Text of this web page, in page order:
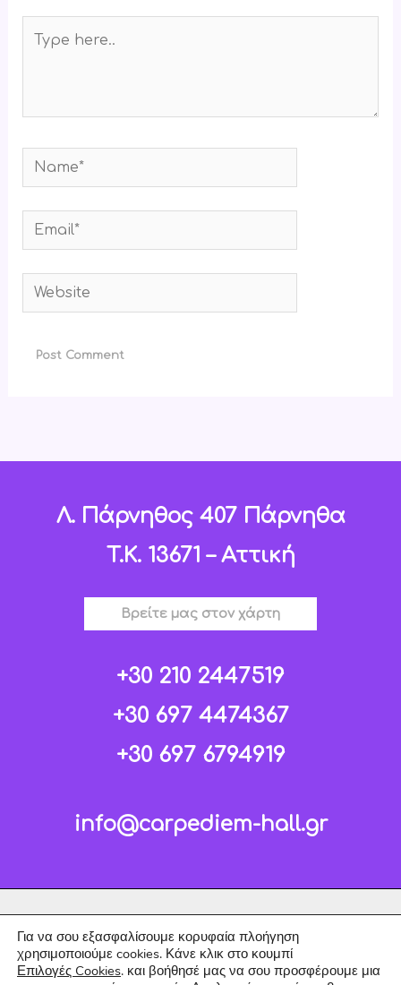
here..
Name*
Email*
Website
Λ. Πάρνηθος 407 Πάρνηθα
T.K. 13671 – Αττική
Βρείτε μας στον χάρτη
+30 210 2447519
+30 697 4474367
+30 697 6794919
info@carpediem-hall.gr
Για να σου εξασφαλίσουμε κορυφαία πλοήγηση
χρησιμοποιούμε cookies. Κάνε κλικ στο κουμπί
Επιλογές Cookies. και βοήθησέ μας να σου προσφέρουμε μια